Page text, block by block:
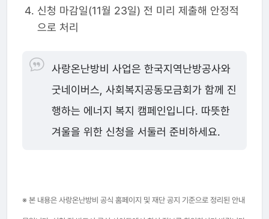
신청 마감일(11월 23일) 전 미리 제출해 안정적
으로 처리
사랑온난방비 사업은 한국지역난방공사와
굿네이버스, 사회복지공동모금회가 함께 진
행하는 에너지 복지 캠페인입니다. 따뜻한
겨울을 위한 신청을 서둘러 준비하세요.
※ 본 내용은 사랑온난방비 공식 홈페이지 및 재단 공지 기준으로 정리된 안내